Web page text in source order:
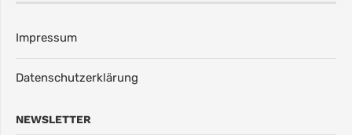
Impressum
Datenschutzerklärung
NEWSLETTER